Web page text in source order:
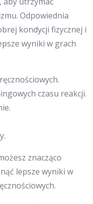
Odpowiednia
kondycji fizycznej i
wyniki w grach
czasu reakcji.
znacząco
lepsze wyniki w